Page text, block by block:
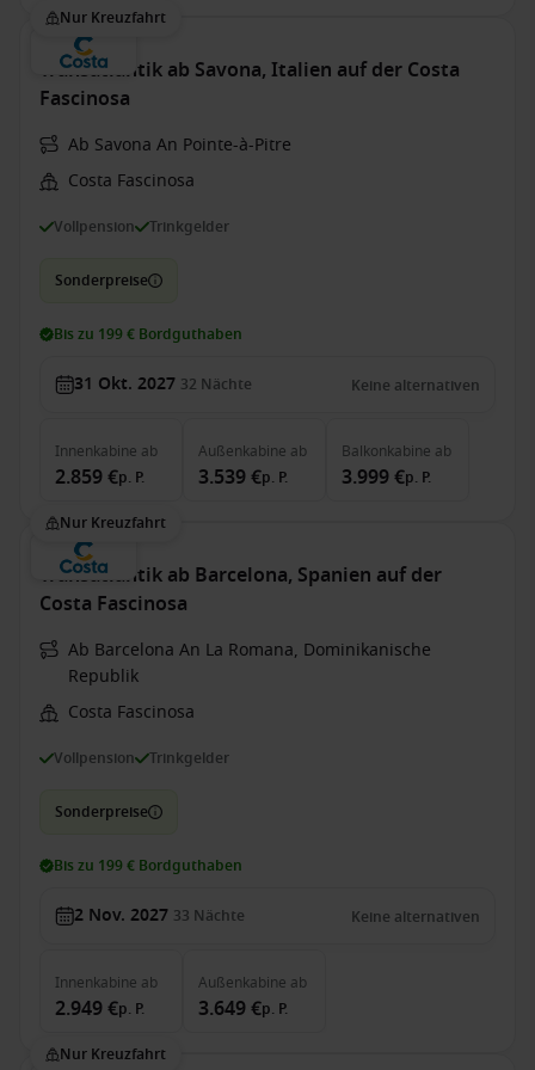
Nur Kreuzfahrt
Transatlantik ab Savona, Italien auf der Costa
Fascinosa
Ab Savona An Pointe-à-Pitre
Costa Fascinosa
Vollpension Trinkgelder
Sonderpreise
Bis zu 199 € Bordguthaben
31 Okt. 2027 32 Nächte Keine alternativen
Innenkabine ab
2.859 €p. P.
Außenkabine ab
3.539 €p. P.
Balkonkabine ab
3.999 €p. P.
Nur Kreuzfahrt
Transatlantik ab Barcelona, Spanien auf der
Costa Fascinosa
Ab Barcelona An La Romana, Dominikanische
Republik
Costa Fascinosa
Vollpension Trinkgelder
Sonderpreise
Bis zu 199 € Bordguthaben
2 Nov. 2027 33 Nächte Keine alternativen
Innenkabine ab
2.949 €p. P.
Außenkabine ab
3.649 €p. P.
Nur Kreuzfahrt